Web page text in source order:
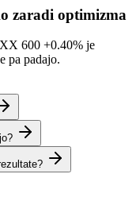
zaradi optimizma
600 +0.40% je
pa padajo.